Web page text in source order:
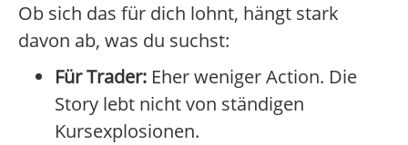
Ob sich das für dich lohnt, hängt stark
davon ab, was du suchst:
Für Trader: Eher weniger Action. Die
Story lebt nicht von ständigen
Kursexplosionen.